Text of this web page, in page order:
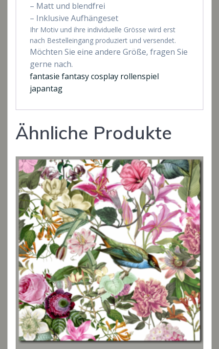
– Matt und blendfrei
– Inklusive Aufhängeset
Ihr Motiv und ihre individuelle Grösse wird erst
nach Bestelleingang produziert und versendet.
Möchten Sie eine andere Größe, fragen Sie
gerne nach.
fantasie fantasy cosplay rollenspiel
japantag
Ähnliche Produkte